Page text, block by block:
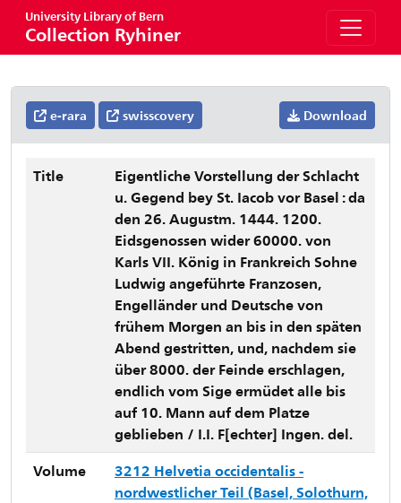
University Library of Bern
Collection Ryhiner
e-rara swisscovery Download
Title
Eigentliche Vorstellung der Schlacht
u. Gegend bey St. Iacob vor Basel : da
den 26. Augustm. 1444. 1200.
Eidsgenossen wider 60000. von
Karls VII. König in Frankreich Sohne
Ludwig angeführte Franzosen,
Engelländer und Deutsche von
frühem Morgen an bis in den späten
Abend gestritten, und, nachdem sie
über 8000. der Feinde erschlagen,
endlich vom Sige ermüdet alle bis
auf 10. Mann auf dem Platze
geblieben / I.I. F[echter] Ingen. del.
Volume
3212 Helvetia occidentalis -
nordwestlicher Teil (Basel, Solothurn,